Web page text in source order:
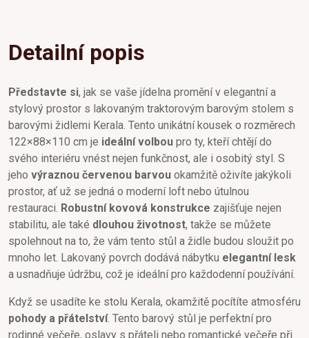
Detailní popis
Představte si, jak se vaše jídelna promění v elegantní a
stylový prostor s lakovaným traktorovým barovým stolem s
barovými židlemi Kerala. Tento unikátní kousek o rozměrech
122×88×110 cm je ideální volbou pro ty, kteří chtějí do
svého interiéru vnést nejen funkčnost, ale i osobitý styl. S
jeho výraznou červenou barvou okamžitě oživíte jakýkoli
prostor, ať už se jedná o moderní loft nebo útulnou
restauraci. Robustní kovová konstrukce zajišťuje nejen
stabilitu, ale také dlouhou životnost, takže se můžete
spolehnout na to, že vám tento stůl a židle budou sloužit po
mnoho let. Lakovaný povrch dodává nábytku elegantní lesk
a usnadňuje údržbu, což je ideální pro každodenní používání.
Když se usadíte ke stolu Kerala, okamžitě pocítíte atmosféru
pohody a přátelství. Tento barový stůl je perfektní pro
rodinné večeře, oslavy s přáteli nebo romantické večeře při